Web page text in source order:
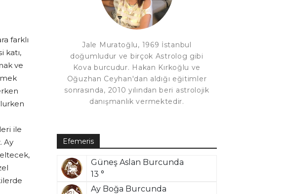
farklı
katı,
ve
ile
Ay
Jale Muratoğlu, 1969 İstanbul
doğumludur ve birçok Astrolog gibi
Kova burcudur. Hakan Kırkoğlu ve
Oğuzhan Ceyhan'dan aldığı eğitimler
sonrasında, 2010 yılından beri astrolojik
danışmanlık vermektedir.
Efemeris
Güneş Aslan Burcunda
13 °
Ay Boğa Burcunda